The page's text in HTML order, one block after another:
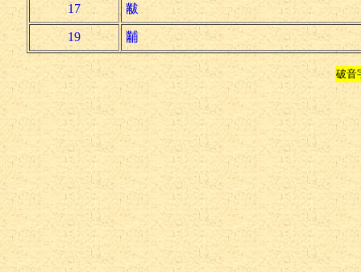
17 黻
19 黼
破音